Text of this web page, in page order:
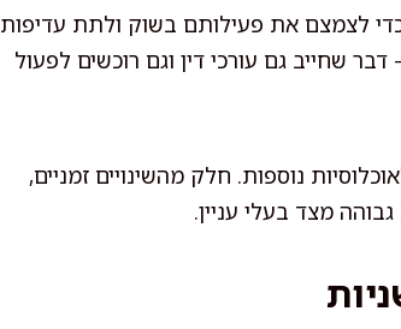
כדי לצמצם את פעילותם בשוק ולתת עדיפות
שחייב גם עורכי דין וגם רוכשים לפעול
נוספות. חלק מהשינויים זמניים,
מצד בעלי עניין.